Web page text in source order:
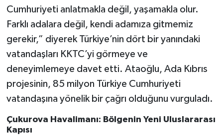
Cumhuriyeti anlatmakla değil, yaşamakla olur.
Farklı adalara değil, kendi adamıza gitmemiz
gerekir,” diyerek Türkiye’nin dört bir yanındaki
vatandaşları KKTC’yi görmeye ve
deneyimlemeye davet etti. Ataoğlu, Ada Kıbrıs
projesinin, 85 milyon Türkiye Cumhuriyeti
vatandaşına yönelik bir çağrı olduğunu vurguladı.
Çukurova Havalimanı: Bölgenin Yeni Uluslararası
Kapısı